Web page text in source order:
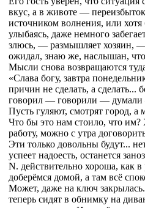
вкус, а в животе —
источником волнения, или
улыбаясь, даже немного
злюсь, — размышляет хозяин,
ожидал, знаю же, наслышан,
Мысли снова возвращаются
«Слава богу, завтра
причин не сделать, а сделать...
говорил — говорили — думали
Пусть гуляют, смотрят город,
Что бы это нам стоило, что им?
работу, можно с утра
Эти только довольны будут...
успеет надоесть, останется
N. действительно хороша, как
доберёмся домой, а там всё
Может, даже на ключ
теперь сидят в обнимку на